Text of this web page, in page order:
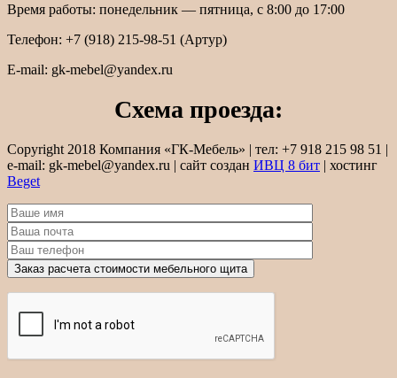
Время работы: понедельник — пятница, с 8:00 до 17:00
Телефон: +7 (918) 215-98-51 (Артур)
E-mail: gk-mebel@yandex.ru
Схема проезда:
Copyright 2018 Компания «ГК-Мебель» | тел: +7 918 215 98 51 |
e-mail: gk-mebel@yandex.ru | сайт создан ИВЦ 8 бит | хостинг
Beget